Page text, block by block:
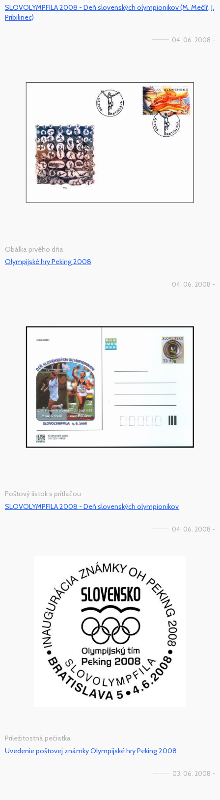
SLOVOLYMPFILA 2008 - Deň slovenských olympionikov (M. Mečíř, J.
Pribilinec)
04. 06. 2008 -
Obálka prvého dňa
Olympijské hry Peking 2008
04. 06. 2008 -
Poštový lístok s prítlačou
SLOVOLYMPFILA 2008 - Deň slovenských olympionikov
04. 06. 2008 -
Príležitostná pečiatka
Uvedenie poštovej známky Olympijské hry Peking 2008
03. 06. 2008 -